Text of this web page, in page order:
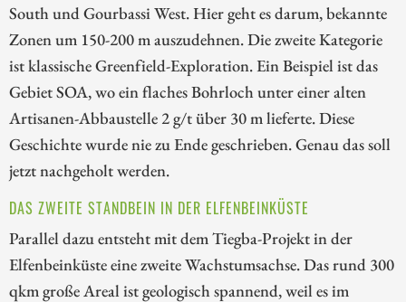
South und Gourbassi West. Hier geht es darum, bekannte
Zonen um 150-200 m auszudehnen. Die zweite Kategorie
ist klassische Greenfield-Exploration. Ein Beispiel ist das
Gebiet SOA, wo ein flaches Bohrloch unter einer alten
Artisanen-Abbaustelle 2 g/t über 30 m lieferte. Diese
Geschichte wurde nie zu Ende geschrieben. Genau das soll
jetzt nachgeholt werden.
DAS ZWEITE STANDBEIN IN DER ELFENBEINKÜSTE
Parallel dazu entsteht mit dem Tiegba-Projekt in der
Elfenbeinküste eine zweite Wachstumsachse. Das rund 300
qkm große Areal ist geologisch spannend, weil es im